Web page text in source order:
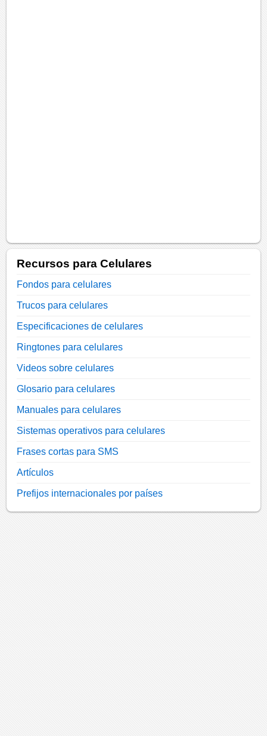
Recursos para Celulares
Fondos para celulares
Trucos para celulares
Especificaciones de celulares
Ringtones para celulares
Videos sobre celulares
Glosario para celulares
Manuales para celulares
Sistemas operativos para celulares
Frases cortas para SMS
Artículos
Prefijos internacionales por países